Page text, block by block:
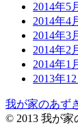
2014年5
2014年4
2014年3
2014年2
2014年1
2013年12
我が家のあず
© 2013 我が家